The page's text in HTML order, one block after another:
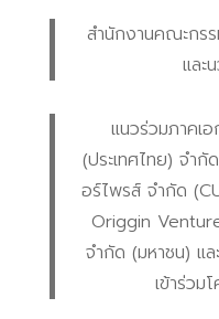
สำนักงานคณะกร
และ
แนวร่วมภาคเ
(ประเทศไทย) จำ
อร์ไพรส์ จำกัด
Origgin
จำกัด (มหาชน) แ
เข้าร่วม